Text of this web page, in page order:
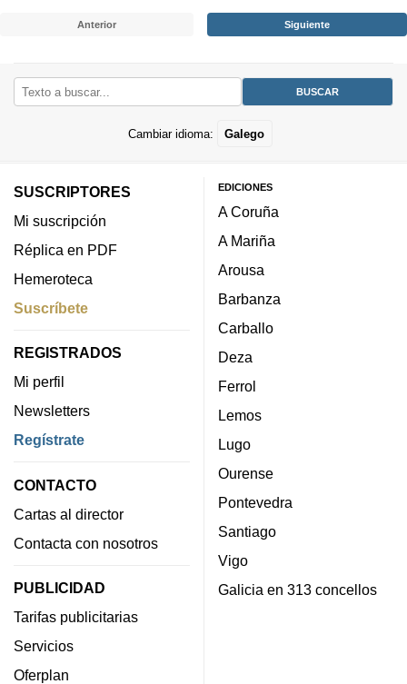
Anterior Siguiente
Cambiar idioma: Galego
SUSCRIPTORES
Mi suscripción
Réplica en PDF
Hemeroteca
Suscríbete
REGISTRADOS
Mi perfil
Newsletters
Regístrate
CONTACTO
Cartas al director
Contacta con nosotros
PUBLICIDAD
Tarifas publicitarias
Servicios
Oferplan
EDICIONES
A Coruña
A Mariña
Arousa
Barbanza
Carballo
Deza
Ferrol
Lemos
Lugo
Ourense
Pontevedra
Santiago
Vigo
Galicia en 313 concellos